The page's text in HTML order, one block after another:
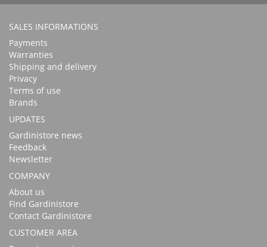
SALES INFORMATIONS
Payments
Warranties
Shipping and delivery
Privacy
Terms of use
Brands
UPDATES
Gardinistore news
Feedback
Newsletter
COMPANY
About us
Find Gardinistore
Contact Gardinistore
CUSTOMER AREA